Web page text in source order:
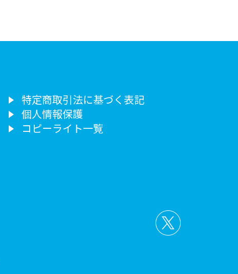
特定商取引法に基づく表記
個人情報保護
コピーライト一覧